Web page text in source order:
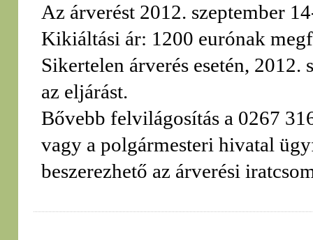
Az árverést 2012. szeptember
Kikiáltási ár: 1200 eurónak
Sikertelen árverés esetén,
az eljárást.
Bővebb felvilágosítás a 0267
vagy a polgármesteri hivatal
beszerezhető az árverési